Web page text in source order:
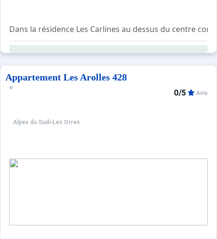
Dans la résidence Les Carlines au dessus du centre
La remise des clés se fera directement auprès de
Appartement Les Arolles 428
Alpes du Sud > Les Orres
0/5 Avis